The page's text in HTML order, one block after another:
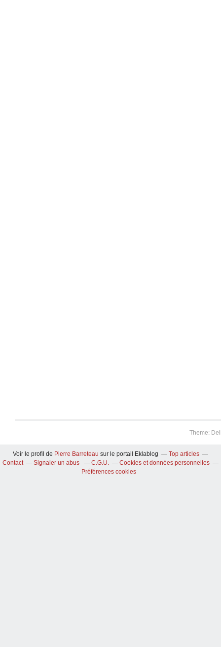
Theme:
Voir le profil de Pierre Barreteau sur le portail Eklablog
Top articles
Contact
Signaler un abus C.G.U.
Cookies et données personnelles
Préférences cookies